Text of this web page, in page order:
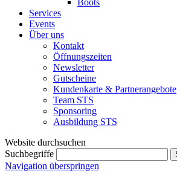
Services
Events
Über uns
Kontakt
Öffnungszeiten
Newsletter
Gutscheine
Kundenkarte & Partnerangebote
Team STS
Sponsoring
Ausbildung STS
Website durchsuchen
Suchbegriffe
Navigation überspringen